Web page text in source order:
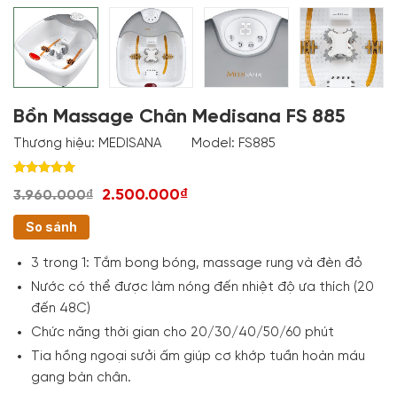
Bồn Massage Chân Medisana FS 885
Thương hiệu: MEDISANA Model: FS885
out of 5
customer
ratings
3.960.000₫ 2.500.000₫
So sánh
3 trong 1: Tắm bong bóng, massage rung và đèn đỏ
Nước có thể được làm nóng đến nhiệt độ ưa thích (20
đến 48C)
Chức năng thời gian cho 20/30/40/50/60 phút
Tia hồng ngoại sưởi ấm giúp cơ khớp tuần hoàn máu
gang bàn chân.